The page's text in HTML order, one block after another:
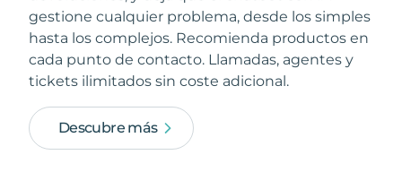
gestione cualquier problema, desde los simples
hasta los complejos. Recomienda productos en
cada punto de contacto. Llamadas, agentes y
tickets ilimitados sin coste adicional.
Descubre más